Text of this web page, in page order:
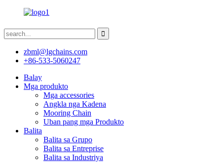
zbml@lgchains.com
+86-533-5060247
Balay
Mga produkto
Mga accessories
Angkla nga Kadena
Mooring Chain
Uban pang mga Produkto
Balita
Balita sa Grupo
Balita sa Entreprise
Balita sa Industriya